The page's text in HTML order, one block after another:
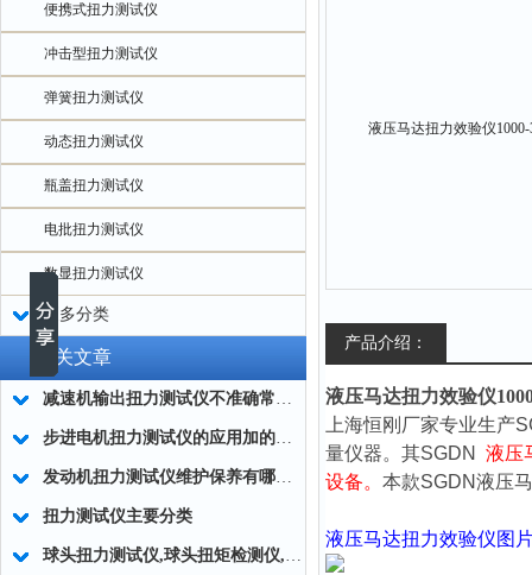
便携式扭力测试仪
冲击型扭力测试仪
弹簧扭力测试仪
动态扭力测试仪
瓶盖扭力测试仪
电批扭力测试仪
数显扭力测试仪
更多分类
相关文章
减速机输出扭力测试仪不准确常用的处理方法
步进电机扭力测试仪的应用加的广泛
发动机扭力测试仪维护保养有哪些分类?
扭力测试仪主要分类
球头扭力测试仪,球头扭矩检测仪,汽车球头旋转扭矩测定仪
产品介绍：
液压马达扭力效验仪
上海恒刚厂家专业生产
量仪器。其SGDN
液压
设备。 本款SGDN液压
液压马达扭力效验仪图